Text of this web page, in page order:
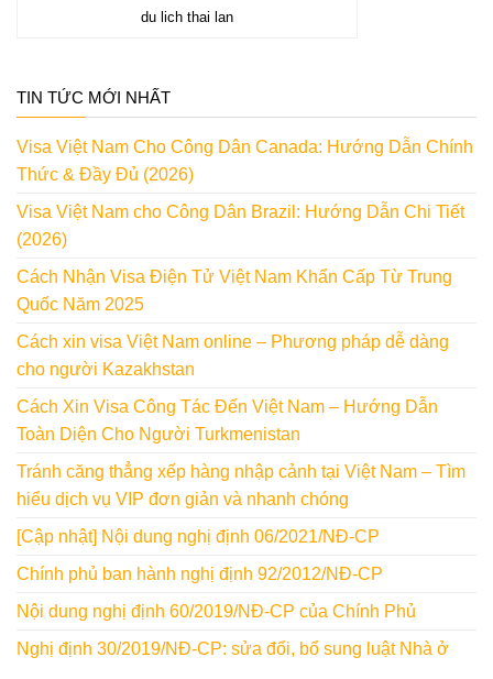
du lich thai lan
TIN TỨC MỚI NHẤT
Visa Việt Nam Cho Công Dân Canada: Hướng Dẫn Chính
Thức & Đầy Đủ (2026)
Visa Việt Nam cho Công Dân Brazil: Hướng Dẫn Chi Tiết
(2026)
Cách Nhận Visa Điện Tử Việt Nam Khẩn Cấp Từ Trung
Quốc Năm 2025
Cách xin visa Việt Nam online – Phương pháp dễ dàng
cho người Kazakhstan
Cách Xin Visa Công Tác Đến Việt Nam – Hướng Dẫn
Toàn Diện Cho Người Turkmenistan
Tránh căng thẳng xếp hàng nhập cảnh tại Việt Nam – Tìm
hiểu dịch vụ VIP đơn giản và nhanh chóng
[Cập nhật] Nội dung nghị định 06/2021/NĐ-CP
Chính phủ ban hành nghị định 92/2012/NĐ-CP
Nội dung nghị định 60/2019/NĐ-CP của Chính Phủ
Nghị định 30/2019/NĐ-CP: sửa đổi, bổ sung luật Nhà ở